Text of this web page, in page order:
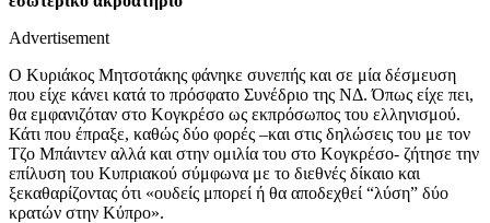
Advertisement
Ο Κυριάκος Μητσοτάκης φάνηκε συνεπής και σε μία δέσμευση
που είχε κάνει κατά το πρόσφατο Συνέδριο της ΝΔ. Όπως είχε πει,
θα εμφανιζόταν στο Κογκρέσο ως εκπρόσωπος του ελληνισμού.
Κάτι που έπραξε, καθώς δύο φορές –και στις δηλώσεις του με τον
Τζο Μπάιντεν αλλά και στην ομιλία του στο Κογκρέσο- ζήτησε την
επίλυση του Κυπριακού σύμφωνα με το διεθνές δίκαιο και
ξεκαθαρίζοντας ότι «ουδείς μπορεί ή θα αποδεχθεί “λύση” δύο
κρατών στην Κύπρο».